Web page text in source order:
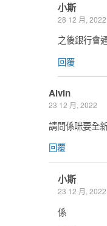
小斯
28 12 月, 2022
之後銀行會
回覆
Alvin
23 12 月, 2022
請問係咪要全
回覆
小斯
23 12 月, 2022
係